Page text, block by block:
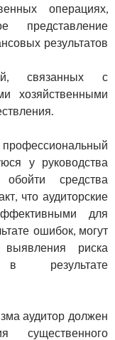
операциях,
представление
результатов
связанных с
хозяйственными
у руководства
средства
что аудиторские
для
ошибок, могут
риска
в результате
аудитор должен
существенного